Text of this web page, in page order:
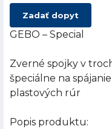
Zadať dopyt
GEBO – Special
Zverné spojky v
špeciálne na
plastových rúr
Popis produktu: